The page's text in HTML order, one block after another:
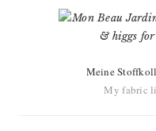
Meine
My fabric